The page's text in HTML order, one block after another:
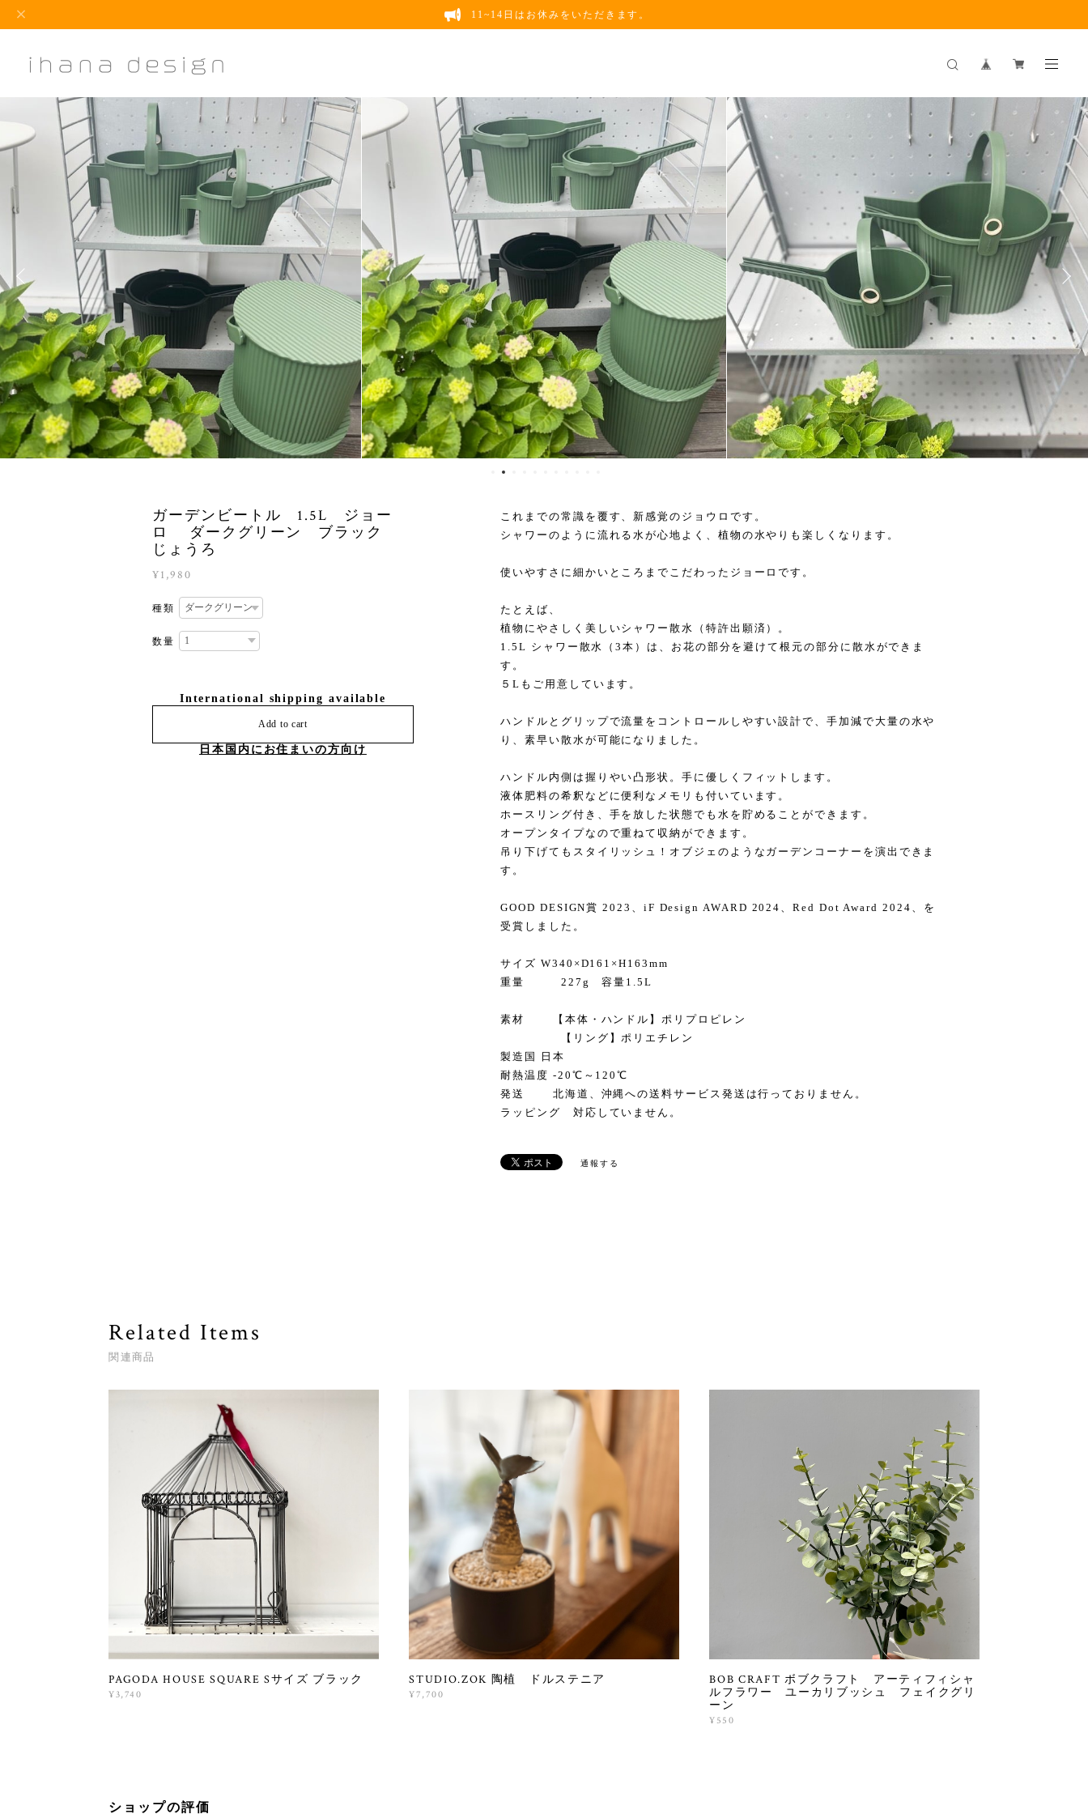
11~14日はお休みをいただきます。
ガーデンビートル 1.5L ジョー
ロ ダークグリーン ブラック
じょうろ
¥1,980
種類
数量
International shipping available
Add to cart
日本国内にお住まいの方向け
これまでの常識を覆す、新感覚のジョウロです。
シャワーのように流れる水が心地よく、植物の水やりも楽しくなります。
使いやすさに細かいところまでこだわったジョーロです。
たとえば、
植物にやさしく美しいシャワー散水（特許出願済）。
1.5L シャワー散水（3本）は、お花の部分を避けて根元の部分に散水ができま
す。
５Lもご用意しています。
ハンドルとグリップで流量をコントロールしやすい設計で、手加減で大量の水や
り、素早い散水が可能になりました。
ハンドル内側は握りやい凸形状。手に優しくフィットします。
液体肥料の希釈などに便利なメモリも付いています。
ホースリング付き、手を放した状態でも水を貯めることができます。
オープンタイプなので重ねて収納ができます。
吊り下げてもスタイリッシュ！オブジェのようなガーデンコーナーを演出できま
す。
GOOD DESIGN賞 2023、iF Design AWARD 2024、Red Dot Award 2024、を
受賞しました。
サイズ W340×D161×H163mm
重量 227g 容量1.5L
素材 【本体・ハンドル】ポリプロピレン
【リング】ポリエチレン
製造国 日本
耐熱温度 -20℃～120℃
発送 北海道、沖縄への送料サービス発送は行っておりません。
ラッピング 対応していません。
通報する
Related Items
関連商品
PAGODA HOUSE SQUARE Sサイズ ブラック
¥3,740
STUDIO.ZOK 陶植 ドルステニア
¥7,700
BOB CRAFT ボブクラフト アーティフィシャ
ルフラワー ユーカリブッシュ フェイクグリ
ーン
¥550
ショップの評価